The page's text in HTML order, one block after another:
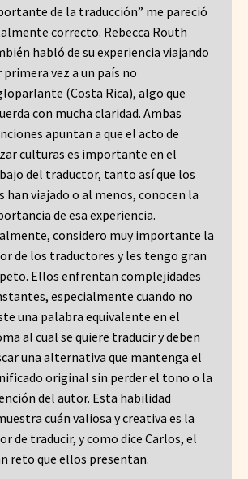
de la traducción” me pareció
correcto. Rebecca Routh
habló de su experiencia viajando
primera vez a un país no
(Costa Rica), algo que
con mucha claridad. Ambas
apuntan a que el acto de
culturas es importante en el
del traductor, tanto así que los
han viajado o al menos, conocen la
de esa experiencia.
considero muy importante la
de los traductores y les tengo gran
Ellos enfrentan complejidades
especialmente cuando no
una palabra equivalente en el
al cual se quiere traducir y deben
una alternativa que mantenga el
original sin perder el tono o la
del autor. Esta habilidad
cuán valiosa y creativa es la
de traducir, y como dice Carlos, el
reto que ellos presentan.